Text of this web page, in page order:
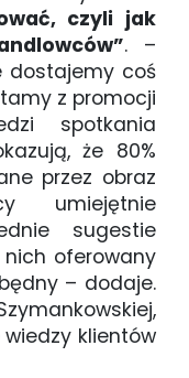
czyli jak
. –
dostajemy coś
z promocji
spotkania
że 80%
przez obraz
umiejętnie
sugestie
nich oferowany
– dodaje.
klientów